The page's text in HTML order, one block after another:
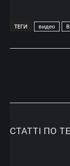
ТЕГИ видео
СТАТТІ ПО